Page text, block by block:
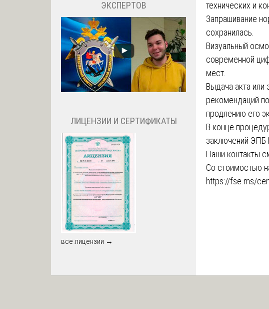
технических и
Запрашивание
сохранилась.
Визуальный
современной
мест.
Выдача акта или
рекомендаций
продлению его
В конце
заключений ЭПБ
Наши контакты
Со стоимостью
https://fse.ms/
ЭКСПЕРТОВ
ЛИЦЕНЗИИ И СЕРТИФИКАТЫ
все лицензии →